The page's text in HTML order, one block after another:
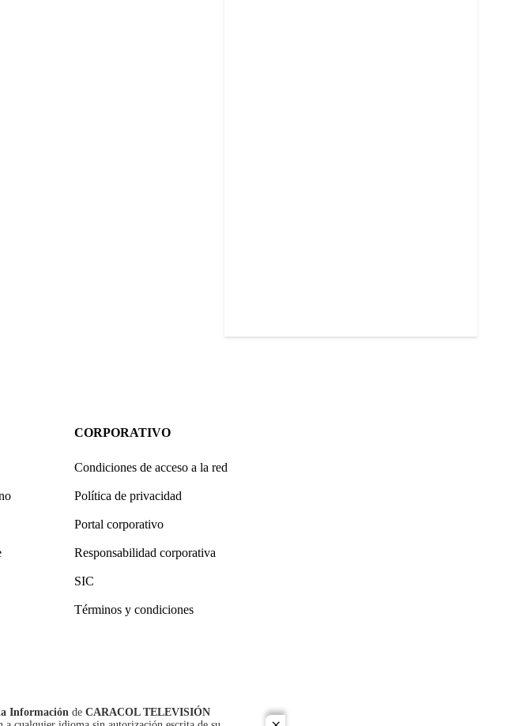
CORPORATIVO
Condiciones de acceso a la red
Política de privacidad
Portal corporativo
Responsabilidad corporativa
SIC
Términos y condiciones
Información de CARACOL TELEVISIÓN